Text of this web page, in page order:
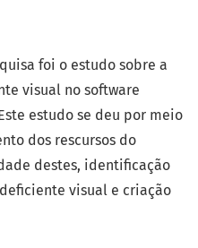
foi o estudo sobre a
visual no software
estudo se deu por meio
dos rescursos do
destes, identificação
visual e criação